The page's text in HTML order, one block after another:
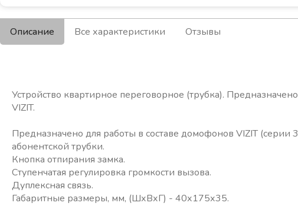
Описание Все характеристики Отзывы
Устройство квартирное переговорное (трубка).
VIZIT.
Предназначено для работы в составе домофонов VIZIT (серии
абонентской трубки.
Кнопка отпирания замка.
Ступенчатая регулировка громкости вызова.
Дуплексная связь.
Габаритные размеры, мм, (ШхВхГ) - 40х175х35.